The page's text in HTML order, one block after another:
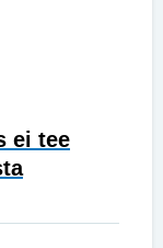
ei tee